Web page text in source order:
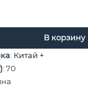
В корзину
: Китай +
: 70